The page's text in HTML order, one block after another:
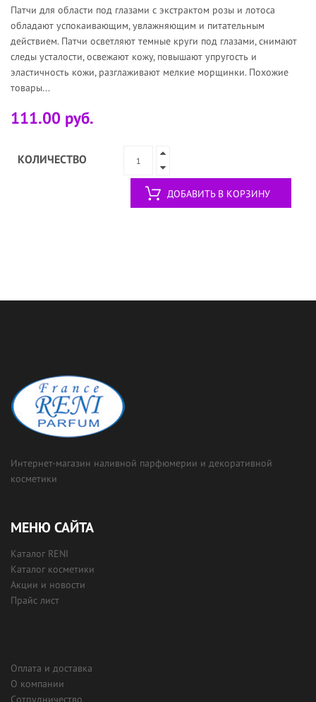
Патчи для области под глазами с экстрактом розы и лотоса
обладают успокаивающим, увлажняющим и питательным
действием. Патчи осветляют темные круги под глазами, снимают
следы усталости, освежают кожу, повышают упругость и
эластичность кожи, разглаживают мелкие морщинки. Похожие
товары...
111.00 руб.
КОЛИЧЕСТВО
ДОБАВИТЬ В КОРЗИНУ
Интернет-магазин наливной парфюмерии и декоративной
косметики
МЕНЮ САЙТА
Каталог RENI
Каталог косметики
Акции и новости
Прайс лист
Оплата и доставка
О компании
Сотрудничество